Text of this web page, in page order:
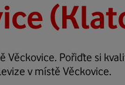
Pořiďte si
v místě Věckovice.